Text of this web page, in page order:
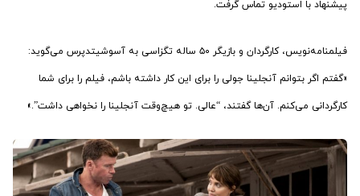
پیشنهاد با استودیو تماس گرفت.
فیلمنامه‌نویس، کارگردان و بازیگر ۵۰ ساله تگزاسی به آسوشیتدپرس می‌گوید:
«گفتم اگر بتوانم آنجلینا جولی را برای این کار داشته باشم، فیلم را برای شما
کارگردانی می‌کنم. آن‌ها گفتند، “عالی. تو هیچ‌وقت آنجلینا را نخواهی داشت”.»